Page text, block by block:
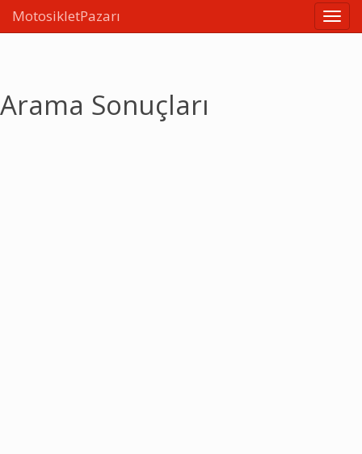
MotosikletPazarı
Arama Sonuçları